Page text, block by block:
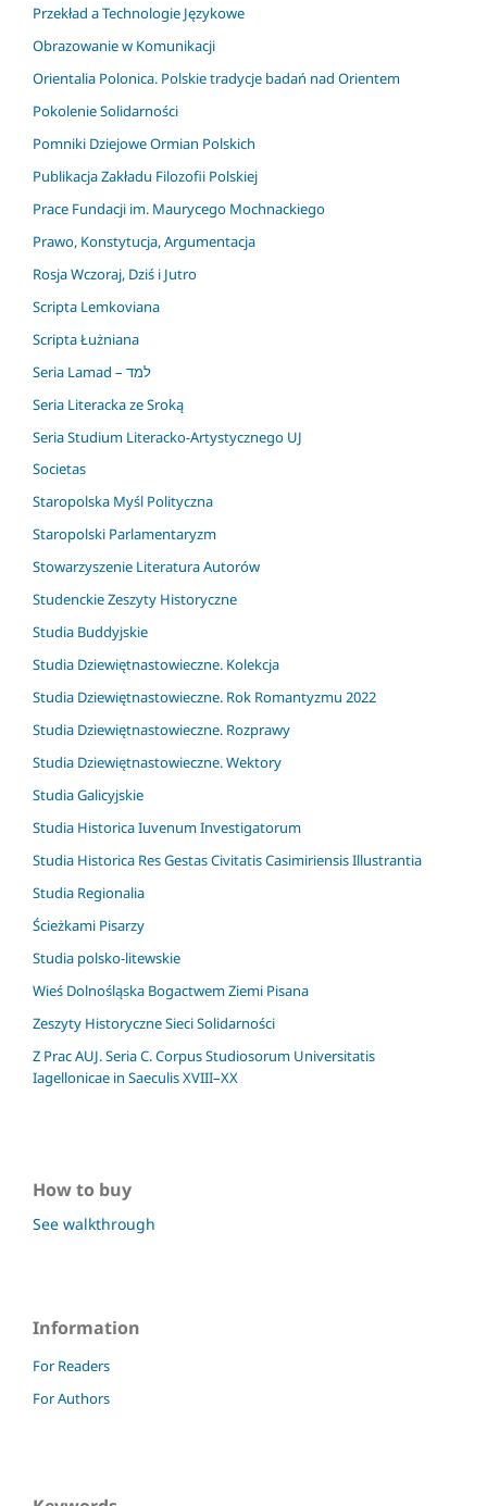
Przekład a Technologie Językowe
Obrazowanie w Komunikacji
Orientalia Polonica. Polskie tradycje badań nad Orientem
Pokolenie Solidarności
Pomniki Dziejowe Ormian Polskich
Publikacja Zakładu Filozofii Polskiej
Prace Fundacji im. Maurycego Mochnackiego
Prawo, Konstytucja, Argumentacja
Rosja Wczoraj, Dziś i Jutro
Scripta Lemkoviana
Scripta Łużniana
Seria Lamad – למד
Seria Literacka ze Sroką
Seria Studium Literacko-Artystycznego UJ
Societas
Staropolska Myśl Polityczna
Staropolski Parlamentaryzm
Stowarzyszenie Literatura Autorów
Studenckie Zeszyty Historyczne
Studia Buddyjskie
Studia Dziewiętnastowieczne. Kolekcja
Studia Dziewiętnastowieczne. Rok Romantyzmu 2022
Studia Dziewiętnastowieczne. Rozprawy
Studia Dziewiętnastowieczne. Wektory
Studia Galicyjskie
Studia Historica Iuvenum Investigatorum
Studia Historica Res Gestas Civitatis Casimiriensis Illustrantia
Studia Regionalia
Ścieżkami Pisarzy
Studia polsko-litewskie
Wieś Dolnośląska Bogactwem Ziemi Pisana
Zeszyty Historyczne Sieci Solidarności
Z Prac AUJ. Seria C. Corpus Studiosorum Universitatis
Iagellonicae in Saeculis XVIII–XX
How to buy
See walkthrough
Information
For Readers
For Authors